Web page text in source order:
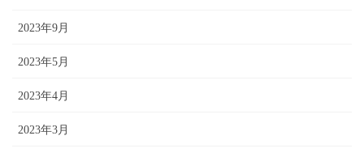
2023年9月
2023年5月
2023年4月
2023年3月